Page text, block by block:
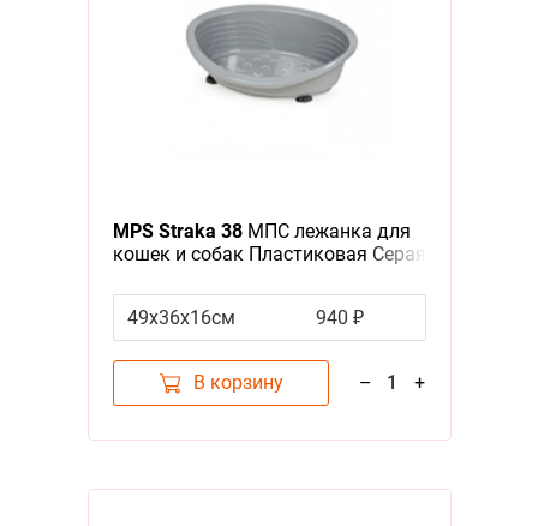
MPS Straka 38МПС лежанка для
кошек и собак Пластиковая Серая
49х36х16см 940 ₽
В корзину – 1 +